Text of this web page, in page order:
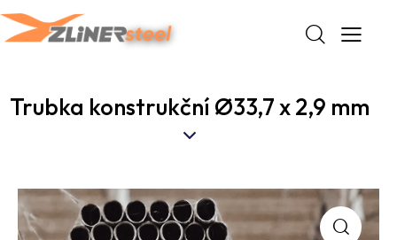
Trubka konstrukční Ø33,7 x 2,9 mm